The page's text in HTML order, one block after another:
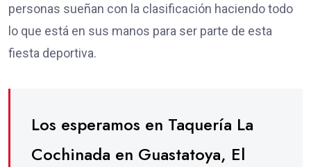
personas sueñan con la clasificación haciendo todo
lo que está en sus manos para ser parte de esta
fiesta deportiva.
Los esperamos en Taquería La
Cochinada en Guastatoya, El